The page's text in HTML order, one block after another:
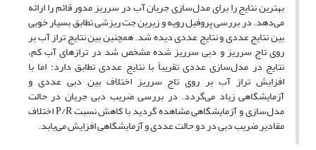
بهترین نتایج را برای مدل‌سازی جریان آب در سرریز مدور قائم را ارائه
می‌دهد. در بررسی پروفیل رویه و زیرین جت ریزشی تطابق بسیار خوبی
بین نتایج عددی و نتایج عددی دیده شد. همچنین بین نتایج تراز آب بر
روی تاج سرریز و دبی سرریز شده مشخص شد در تراز‌های آب کم،
نتایج در مدل‌سازی عددی تقریباً با نتایج عددی تطابق دارد؛ اما با
افزایش تراز آب بر روی تاج سرریز اختلاف بین دبی عددی و
آزمایشگاهی زیاد می‌گردد. در بررسی ضریب دبی جریان در حالت
مدل‌سازی و آزمایشگاهی مشاهده گردید با کاهش نسبت P/R اختلاف
مقادیر ضریب دبی در دو حالت عددی و آزمایشگاهی افزایش می‌یابد.